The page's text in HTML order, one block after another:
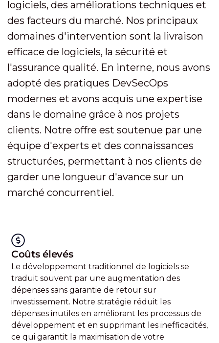
logiciels, des améliorations techniques et
des facteurs du marché. Nos principaux
domaines d'intervention sont la livraison
efficace de logiciels, la sécurité et
l'assurance qualité. En interne, nous avons
adopté des pratiques DevSecOps
modernes et avons acquis une expertise
dans le domaine grâce à nos projets
clients. Notre offre est soutenue par une
équipe d'experts et des connaissances
structurées, permettant à nos clients de
garder une longueur d'avance sur un
marché concurrentiel.
Coûts élevés
Le développement traditionnel de logiciels se
traduit souvent par une augmentation des
dépenses sans garantie de retour sur
investissement. Notre stratégie réduit les
dépenses inutiles en améliorant les processus de
développement et en supprimant les inefficacités,
ce qui garantit la maximisation de votre